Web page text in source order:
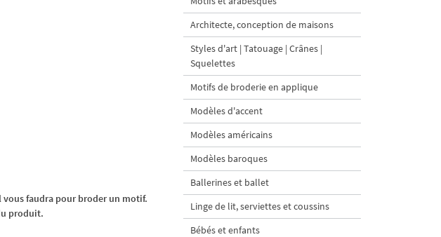
vous faudra pour broder un motif.
produit.
Architecte, conception de maisons
Styles d'art | Tatouage | Crânes |
Squelettes
Motifs de broderie en applique
Modèles d'accent
Modèles américains
Modèles baroques
Ballerines et ballet
Linge de lit, serviettes et coussins
Bébés et enfants